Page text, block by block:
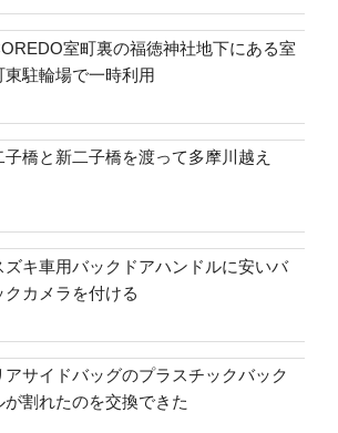
室町裏の福徳神社地下にある室
東駐輪場で一時利用
子橋と新二子橋を渡って多摩川越え
ズキ車用バックドアハンドルに安いバ
クカメラを付ける
アサイドバッグのプラスチックバック
が割れたのを交換できた